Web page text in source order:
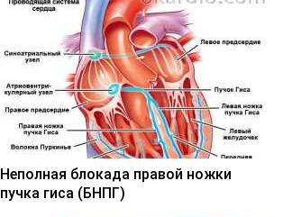
Неполная блокада правой ножки
пучка гиса (БНПГ)